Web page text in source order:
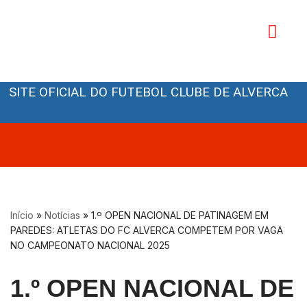
conteúdo
SITE OFICIAL DO FUTEBOL CLUBE DE ALVERCA
Início » Notícias » 1.º OPEN NACIONAL DE PATINAGEM EM
PAREDES: ATLETAS DO FC ALVERCA COMPETEM POR VAGA
NO CAMPEONATO NACIONAL 2025
1.º OPEN NACIONAL DE